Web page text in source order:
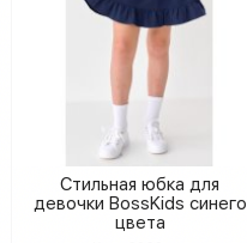
Стильная юбка для
девочки BossKids синего
цвета